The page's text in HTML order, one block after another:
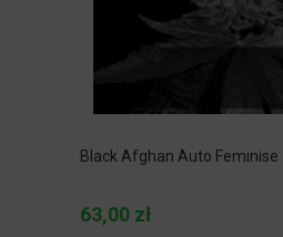
Black Afghan Auto Feminise
63,00 zł